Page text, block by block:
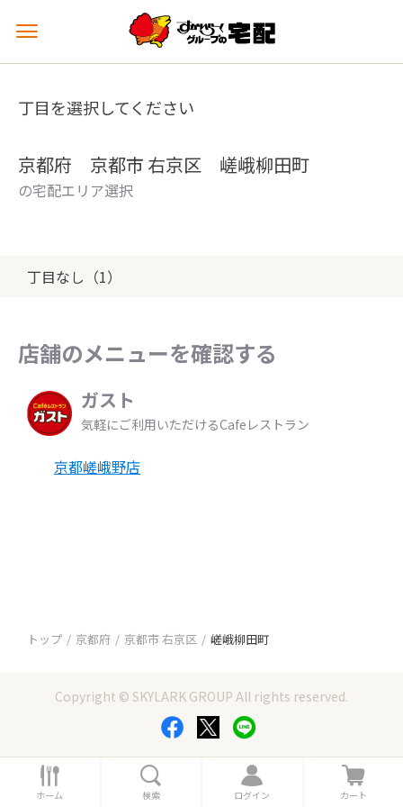
メ
ュ
を
丁目を選択してください
京都府 京都市 右京区 嵯峨柳田町
の宅配エリア選択
丁目なし（1）
店舗のメニューを確認する
ガスト
気軽にご利用いただけるCafeレストラン
京都嵯峨野店
トップ 京都府 京都市 右京区 嵯峨柳田町
Copyright © SKYLARK GROUP All rights reserved.
ホ
ー
ホーム 索
検索
ロ
グ
ログイン
カ
ー
カート